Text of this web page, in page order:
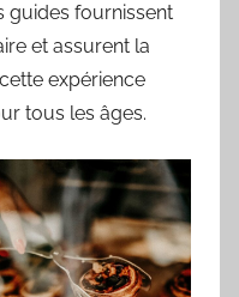
guides fournissent
et assurent la
expérience
tous les âges.